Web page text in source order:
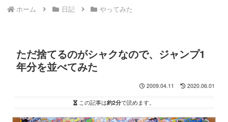
ホーム 日記 やってみた
ただ捨てるのがシャクなので、ジャンプ1
年分を並べてみた
2009.04.11 2020.06.01
この記事は約2分で読めます。